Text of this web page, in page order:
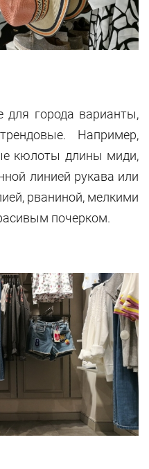
для города варианты,
Например,
кюлоты длины миди,
линией рукава или
рваниной, мелкими
почерком.